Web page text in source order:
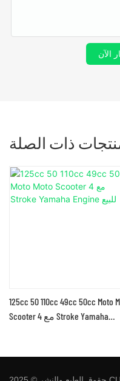
الآن
ذات الصلة
125cc 50 110cc 49cc 50cc Moto
Scooter مع 4 Stroke Yamaha